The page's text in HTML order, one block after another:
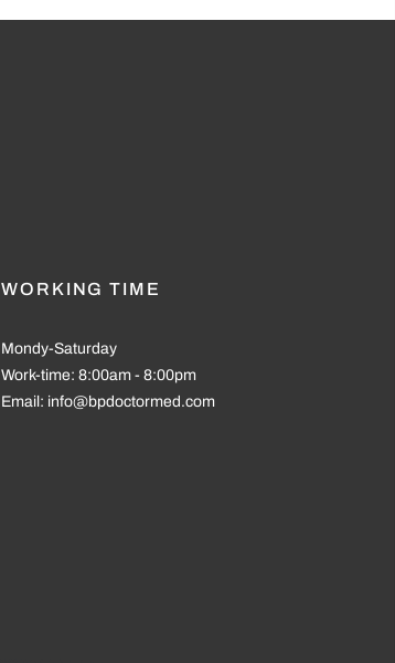
WORKING TIME
Mondy-Saturday
Work-time: 8:00am - 8:00pm
Email: info@bpdoctormed.com